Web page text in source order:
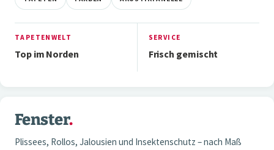
TAPETENWELT
Top im Norden
SERVICE
Frisch gemischt
03 — FENSTER
Fenster.
Plissees, Rollos, Jalousien und Insektenschutz – nach Maß